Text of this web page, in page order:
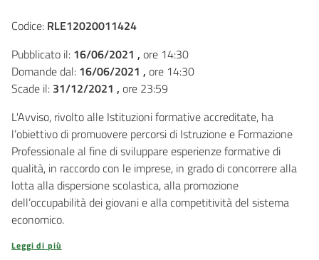
Codice: RLE12020011424
Pubblicato il: 16/06/2021 , ore 14:30
Domande dal: 16/06/2021 , ore 14:30
Scade il: 31/12/2021 , ore 23:59
L'Avviso, rivolto alle Istituzioni formative accreditate, ha
l’obiettivo di promuovere percorsi di Istruzione e Formazione
Professionale al fine di sviluppare esperienze formative di
qualità, in raccordo con le imprese, in grado di concorrere alla
lotta alla dispersione scolastica, alla promozione
dell’occupabilità dei giovani e alla competitività del sistema
economico.
Leggi di più